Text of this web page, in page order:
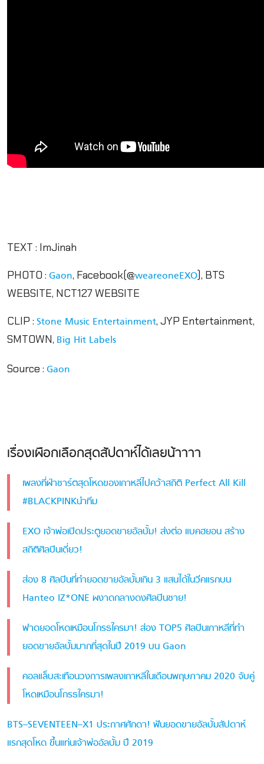
TEXT : ImJinah
PHOTO : Gaon, Facebook(@weareoneEXO), BTS
WEBSITE, NCT127 WEBSITE
CLIP : Stone Music Entertainment, JYP Entertainment,
SMTOWN, Big Hit Labels
Source : Gaon
เรื่องเผือกเลือกสุดสัปดาห์ได้เลยน้าาาา
เพลงที่ฝ่าชาร์ตสุดโหดของเกาหลีไปคว้าสถิติ Perfect All Kill
#BLACKPINKนำทีม
EXO เจ้าพ่อเปิดประตูยอดขายอัลบั้ม! ส่งต่อ แบคฮยอน สร้าง
สถิติศิลปินเดี่ยว!
ส่อง 8 ศิลปินที่ทำยอดขายอัลบั้มเกิน 3 แสนได้ในวีคแรกบน
Hanteo IZ*ONE ผงาดกลางดงศิลปินชาย!
ฟาดยอดโหดเหมือนโกรธใครมา! ส่อง TOP5 ศิลปินเกาหลีที่ทำ
ยอดขายอัลบั้มมากที่สุดในปี 2019 บน Gaon
คอลแล็บสะเทือนวงการเพลงเกาหลีในเดือนพฤษภาคม 2020 จับคู่
โหดเหมือนโกรธใครมา!
BTS–SEVENTEEN–X1 ประกาศศักดา! ฟันยอดขายอัลบั้มสัปดาห์
แรกสุดโหด ขึ้นแท่นเจ้าพ่ออัลบั้ม ปี 2019